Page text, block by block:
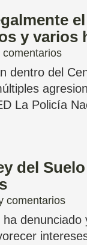
y varios
comentarios
dentro del
La Policía
del
comentarios
denunciado